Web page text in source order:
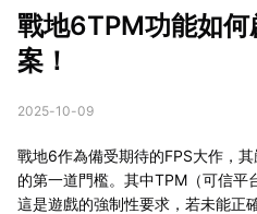
戰地6TPM功能如
案！
2025-10-09
戰地6作為備受期待的FPS大作，
的第一道門檻。其中TPM（可信平
這是遊戲的強制性要求，若未能正